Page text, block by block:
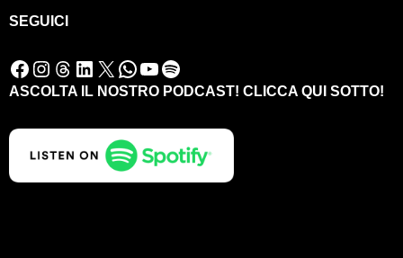
SEGUICI
Facebook Instagram Threads LinkedIn X WhatsApp YouTube Spotify
ASCOLTA IL NOSTRO PODCAST! CLICCA QUI SOTTO!